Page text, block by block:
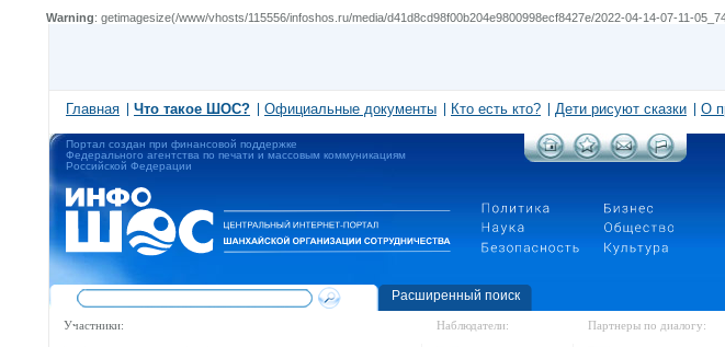
Warning: getimagesize(/www/vhosts/115556/infoshos.ru/media/d41d8cd98f00b204e9800998ecf8427e/2022-04-14-07-11-
Главная Что такое ШОС? Официальные документы Кто есть кто? Дети рисуют сказки О
Портал создан при финансовой поддержке
Федерального агентства по печати и массовым коммуникациям
Российской Федерации
Расширенный поиск
Участники: Наблюдатели: Партнеры по диалогу: